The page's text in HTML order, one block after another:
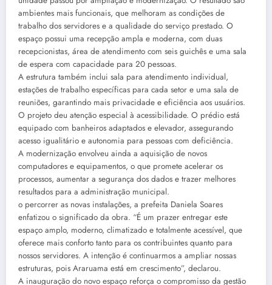
ambientes mais funcionais, que melhoram as condições de
trabalho dos servidores e a qualidade do serviço prestado. O
espaço possui uma recepção ampla e moderna, com duas
recepcionistas, área de atendimento com seis guichês e uma sala
de espera com capacidade para 20 pessoas.
A estrutura também inclui sala para atendimento individual,
estações de trabalho específicas para cada setor e uma sala de
reuniões, garantindo mais privacidade e eficiência aos usuários.
O projeto deu atenção especial à acessibilidade. O prédio está
equipado com banheiros adaptados e elevador, assegurando
acesso igualitário e autonomia para pessoas com deficiência.
A modernização envolveu ainda a aquisição de novos
computadores e equipamentos, o que promete acelerar os
processos, aumentar a segurança dos dados e trazer melhores
resultados para a administração municipal.
o percorrer as novas instalações, a prefeita Daniela Soares
enfatizou o significado da obra. “É um prazer entregar este
espaço amplo, moderno, climatizado e totalmente acessível, que
oferece mais conforto tanto para os contribuintes quanto para
nossos servidores. A intenção é continuarmos a ampliar nossas
estruturas, pois Araruama está em crescimento”, declarou.
A inauguração do novo espaço reforça o compromisso da gestão